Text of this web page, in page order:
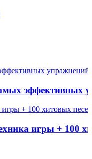
эффективных
игры + 100